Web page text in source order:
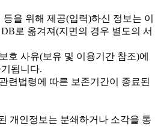
을 위해 제공(입력)하신 정보는 이
로 옮겨져(지면의 경우 별도의 서
호 사유(보유 및 이용기간 참조)에
됩니다.
련법령에 따른 보존기간이 종료된
개인정보는 분쇄하거나 소각을 통